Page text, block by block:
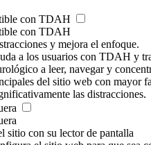
con TDAH
con TDAH
y mejora el enfoque.
a los usuarios con TDAH y
a leer, navegar y
del sitio web con mayor
las distracciones.
sitio con su lector de pantalla